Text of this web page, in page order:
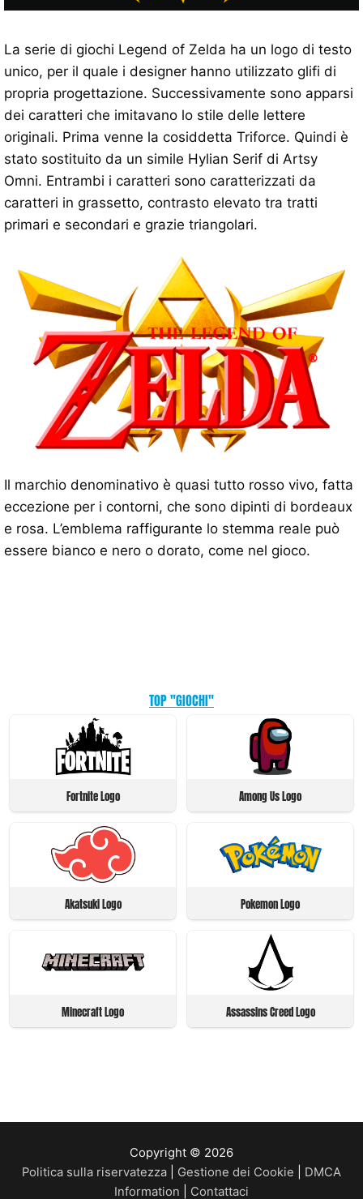
La serie di giochi Legend of Zelda ha un logo di testo
unico, per il quale i designer hanno utilizzato glifi di
propria progettazione. Successivamente sono apparsi
dei caratteri che imitavano lo stile delle lettere
originali. Prima venne la cosiddetta Triforce. Quindi è
stato sostituito da un simile Hylian Serif di Artsy
Omni. Entrambi i caratteri sono caratterizzati da
caratteri in grassetto, contrasto elevato tra tratti
primari e secondari e grazie triangolari.
Il marchio denominativo è quasi tutto rosso vivo, fatta
eccezione per i contorni, che sono dipinti di bordeaux
e rosa. L’emblema raffigurante lo stemma reale può
essere bianco e nero o dorato, come nel gioco.
TOP "GIOCHI"
Fortnite Logo Among Us Logo
Akatsuki Logo Pokemon Logo
Minecraft Logo Assassins Creed Logo
Copyright © 2026
Politica sulla riservatezza
Gestione dei Cookie
DMCA
Information
Contattaci